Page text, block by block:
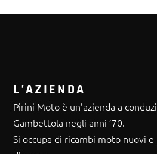
L’AZIENDA
Pirini Moto è un’azienda a
Gambettola negli anni ’70.
Si occupa di ricambi moto nuovi